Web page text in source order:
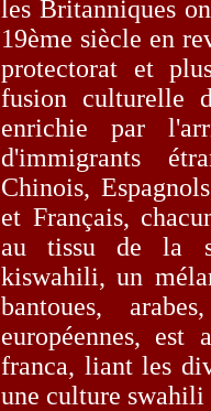
les Britanniques
19ème siècle en
protectorat et
fusion culturelle
enrichie par
d'immigrants
Chinois,
et Français,
au tissu de la
kiswahili, un
bantoues,
européennes, est
franca, liant les
une culture swahili